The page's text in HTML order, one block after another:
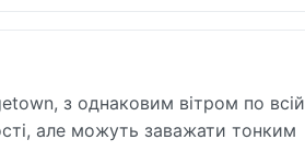
з однаковим вітром по всій
але можуть заважати тонким